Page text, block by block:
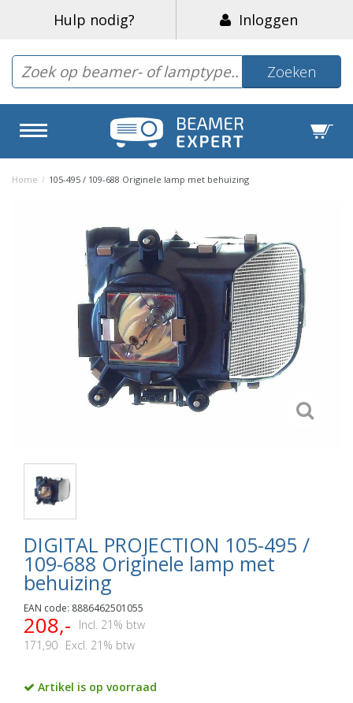
Hulp nodig? Inloggen
Zoeken
Home / 105-495 / 109-688 Originele lamp met behuizing
DIGITAL PROJECTION 105-495 /
109-688 Originele lamp met
behuizing
EAN code: 8886462501055
208,-
Incl. 21% btw
171,90 Excl. 21% btw
Artikel is op voorraad